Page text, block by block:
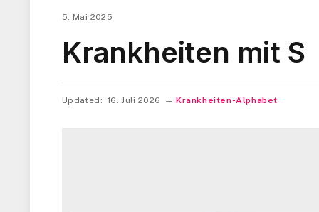
5. Mai 2025
Krankheiten mit S
Updated: 16. Juli 2026 Krankheiten-Alphabet